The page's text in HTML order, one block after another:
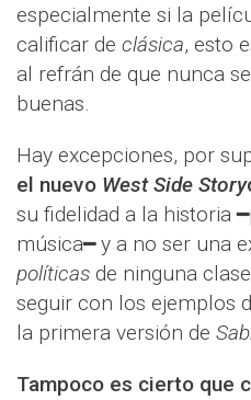
especialmente si la
calificar de clásica, esto
al refrán de que nunca
buenas.
Hay excepciones, por
el nuevo West Side Story
su fidelidad a la historia
música━ y a no ser una
políticas de ninguna
seguir con los ejemplos
la primera versión de
Tampoco es cierto que